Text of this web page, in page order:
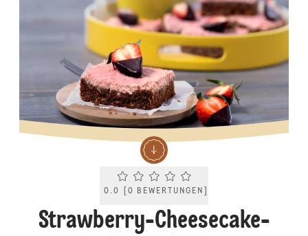
Current rating 0.0. Click to rate.
0.0 0 BEWERTUNGEN
Strawberry-Cheesecake-